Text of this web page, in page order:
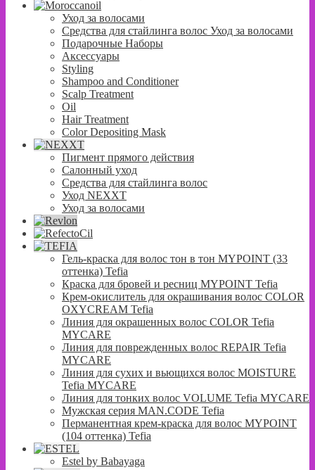
Уход за волосами
Средства для стайлинга волос Уход за волосами
Подарочные Наборы
Аксессуары
Styling
Shampoo and Conditioner
Scalp Treatment
Oil
Hair Treatment
Color Depositing Mask
Пигмент прямого действия
Салонный уход
Средства для стайлинга волос
Уход NEXXT
Уход за волосами
Гель-краска для волос тон в тон MYPOINT (33
оттенка) Tefia
Краска для бровей и ресниц MYPOINT Tefia
Крем-окислитель для окрашивания волос COLOR
OXYCREAM Tefia
Линия для окрашенных волос COLOR Tefia
MYCARE
Линия для поврежденных волос REPAIR Tefia
MYCARE
Линия для сухих и вьющихся волос MOISTURE
Tefia MYCARE
Линия для тонких волос VOLUME Tefia MYCARE
Мужская серия MAN.CODE Tefia
Перманентная крем-краска для волос MYPOINT
(104 оттенка) Tefia
Estel by Babayaga